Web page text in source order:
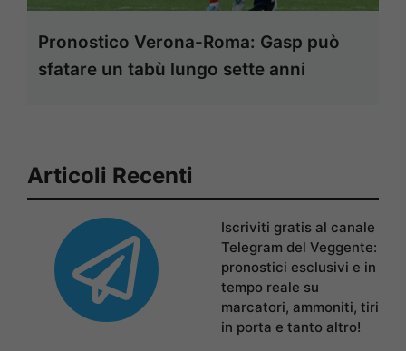
Pronostico Verona-Roma: Gasp può
sfatare un tabù lungo sette anni
Articoli Recenti
Iscriviti gratis al canale
Telegram del Veggente:
pronostici esclusivi e in
tempo reale su
marcatori, ammoniti, tiri
in porta e tanto altro!